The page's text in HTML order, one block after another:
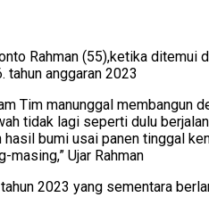
Rahman (55),ketika
anggaran 2023
Tim manunggal
tidak lagi seperti dulu
bumi usai panen tinggal
Ujar Rahman
2023 yang sementara